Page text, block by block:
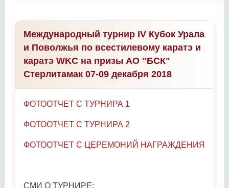
Международный турнир IV Кубок Урала
и Поволжья по всестилевому каратэ и
каратэ WKC на призы АО "БСК"
Стерлитамак 07-09 декабря 2018
ФОТООТЧЕТ С ТУРНИРА 1
ФОТООТЧЕТ С ТУРНИРА 2
ФОТООТЧЕТ С ЦЕРЕМОНИЙ НАГРАЖДЕНИЯ
СМИ О ТУРНИРЕ: